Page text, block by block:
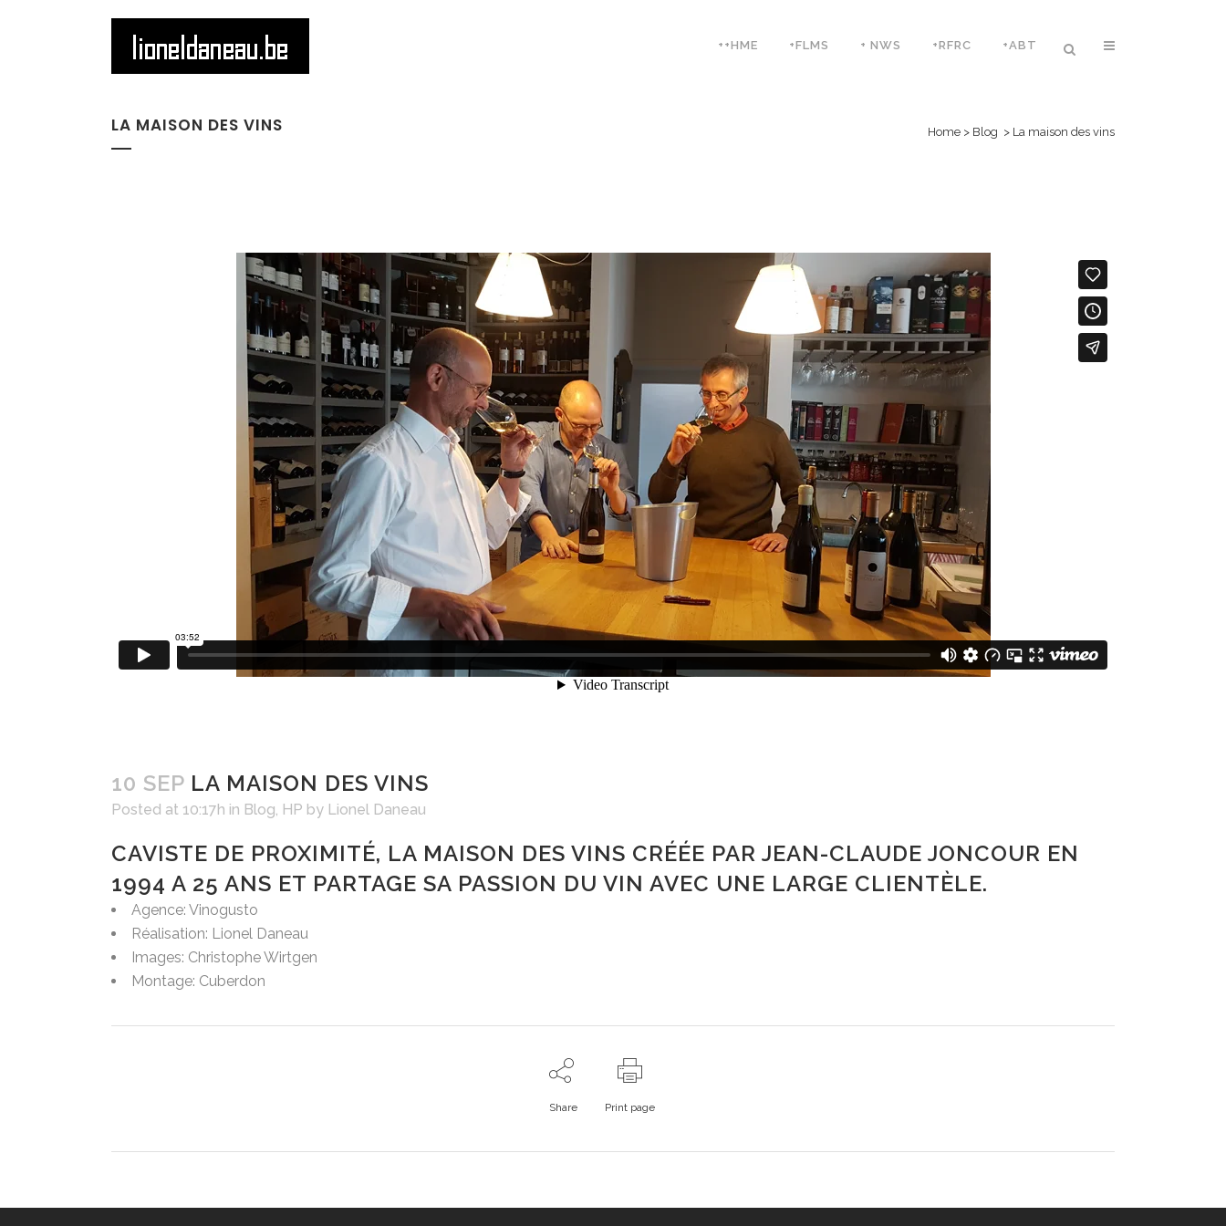
++HME +FLMS + NWS +RFRC +ABT
LA MAISON DES VINS Home > Blog > La maison des vins
10 SEP LA MAISON DES VINS
Posted at 10:17h in Blog HP by Lionel Daneau
CAVISTE DE PROXIMITÉ, LA MAISON DES VINS CRÉÉE PAR JEAN-CLAUDE JONCOUR EN
1994 A 25 ANS ET PARTAGE SA PASSION DU VIN AVEC UNE LARGE CLIENTÈLE.
Agence: Vinogusto
Réalisation: Lionel Daneau
Images: Christophe Wirtgen
Montage: Cuberdon
Share Print page